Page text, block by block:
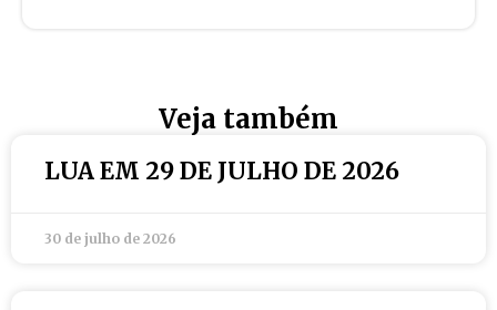
Veja também
LUA EM 29 DE JULHO DE 2026
30 de julho de 2026